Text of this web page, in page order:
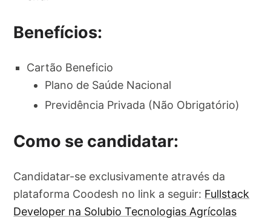
Benefícios:
Cartão Beneficio
Plano de Saúde Nacional
Previdência Privada (Não Obrigatório)
Como se candidatar:
Candidatar-se exclusivamente através da
plataforma Coodesh no link a seguir: Fullstack
Developer na Solubio Tecnologias Agrícolas